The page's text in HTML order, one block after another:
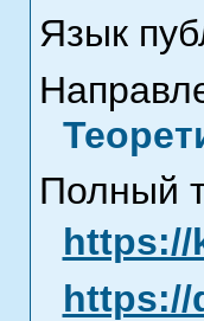
Язык
Полный
https://
https://